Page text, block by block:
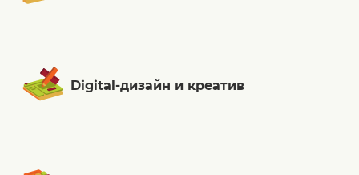
Digital-дизайн и креатив